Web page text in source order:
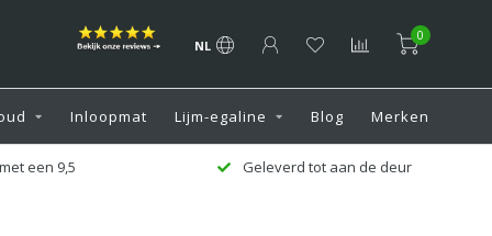
NL
0
Inloopmat Lijm-egaline Blog Merken
een 9,5 Geleverd tot aan de deur